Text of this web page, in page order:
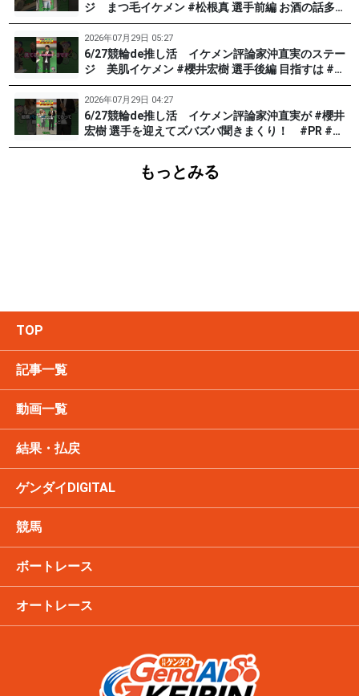
ジ まつ毛イケメン #松根真 選手前編 お酒の話多め
です。 #PR #松戸けいりん
2026年07月29日 05:27
6/27競輪de推し活 イケメン評論家沖直実のステー
ジ 美肌イケメン #櫻井宏樹 選手後編 目指すは #田
中みな実 !? #PR #松戸けいりん
2026年07月29日 04:27
6/27競輪de推し活 イケメン評論家沖直実が #櫻井
宏樹 選手を迎えてズバズバ聞きまくり！ #PR #松
戸けいりん #和田健太郎
もっとみる
TOP
記事一覧
動画一覧
結果・払戻
ゲンダイDIGITAL
競馬
ボートレース
オートレース